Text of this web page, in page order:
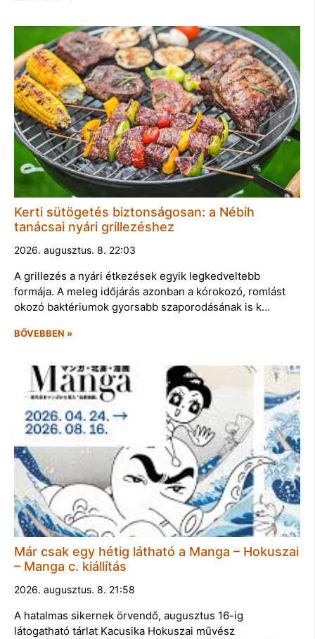
Kerti sütögetés biztonságosan: a Nébih
tanácsai nyári grillezéshez
2026. augusztus. 8. 22:03
A grillezés a nyári étkezések egyik legkedveltebb
formája. A meleg időjárás azonban a kórokozó, romlást
okozó baktériumok gyorsabb szaporodásának is k…
BŐVEBBEN »
Már csak egy hétig látható a Manga – Hokuszai
– Manga c. kiállítás
2026. augusztus. 8. 21:58
A hatalmas sikernek örvendő, augusztus 16-ig
látogatható tárlat Kacusika Hokuszai művész